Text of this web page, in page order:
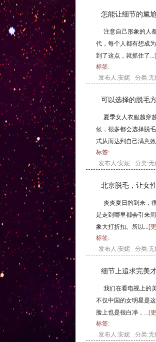
怎能让细节的尴
注意自己形象的人
代，每个人都有想成
到了这点，就抓住了...
标签:
发布人:安妮
分类:无
可以选择的脱毛
夏季女人衣服越穿
候，很多都会选择脱
式从而达到自己满意
标签:
发布人:安妮
分类:无
北京脱毛，让女
炎炎夏日的到来，
是走到哪里都会引来
象大打折扣。所以...[
标签:
发布人:安妮
分类:无
细节上追求完美
我们在看电视上的
不仅中国的女明星是
脸上也是很白净，...[
标签:
发布人:安妮
分类:无